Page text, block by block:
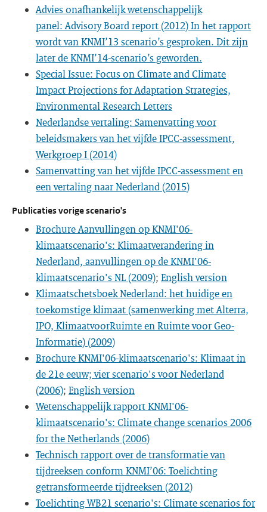
Advies onafhankelijk wetenschappelijk
panel: Advisory Board report (2012) In het rapport
wordt van KNMI’13 scenario’s gesproken. Dit zijn
later de KNMI’14-scenario’s geworden.
Special Issue: Focus on Climate and Climate
Impact Projections for Adaptation Strategies,
Environmental Research Letters
Nederlandse vertaling: Samenvatting voor
beleidsmakers van het vijfde IPCC-assessment,
Werkgroep I (2014)
Samenvatting van het vijfde IPCC-assessment en
een vertaling naar Nederland (2015)
Publicaties vorige scenario's
Brochure Aanvullingen op KNMI'06-
klimaatscenario's: Klimaatverandering in
Nederland, aanvullingen op de KNMI'06-
klimaatscenario's NL (2009); English version
Klimaatschetsboek Nederland: het huidige en
toekomstige klimaat (samenwerking met Alterra,
IPO, KlimaatvoorRuimte en Ruimte voor Geo-
Informatie) (2009)
Brochure KNMI'06-klimaatscenario's: Klimaat in
de 21e eeuw; vier scenario's voor Nederland
(2006); English version
Wetenschappelijk rapport KNMI'06-
klimaatscenario's: Climate change scenarios 2006
for the Netherlands (2006)
Technisch rapport over de transformatie van
tijdreeksen conform KNMI’06: Toelichting
getransformeerde tijdreeksen (2012)
Toelichting WB21 scenario's: Climate scenarios for